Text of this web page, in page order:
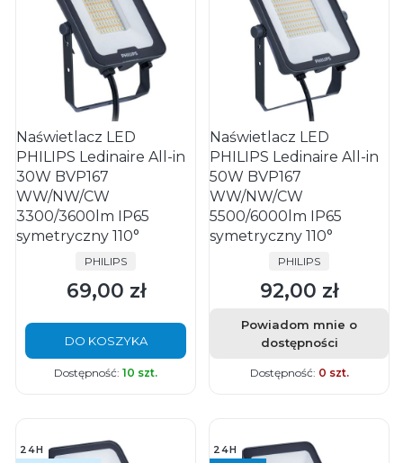
Naświetlacz LED
PHILIPS Ledinaire All-in
30W BVP167
WW/NW/CW
3300/3600lm IP65
symetryczny 110°
PRODUCENT
PHILIPS
Cena
69,00 zł
DO KOSZYKA
Dostępność: 10 szt.
Naświetlacz LED
PHILIPS Ledinaire All-in
50W BVP167
WW/NW/CW
5500/6000lm IP65
symetryczny 110°
PRODUCENT
PHILIPS
Cena
92,00 zł
Powiadom mnie o
dostępności
Dostępność: 0 szt.
24H
24H